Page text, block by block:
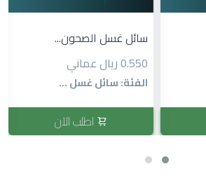
منظف الحمام ٥٠٠...
0.640 ريال عماني
الفئة: مطهر
اطلب الآن